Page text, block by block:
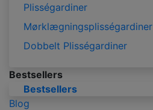
Plisségardiner
Mørklægningsplisségardiner
Dobbelt Plisségardiner
Bestsellers
Bestsellers
Blog